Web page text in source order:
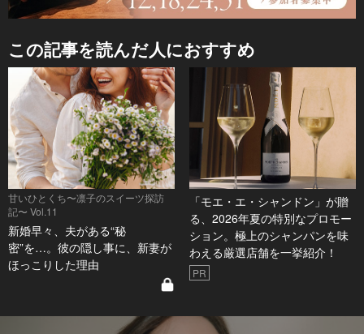
この記事を読んだ人におすすめ
甘いひとくち〜凛子のスイーツ探訪
記〜 Vol.11
新婚早々、夫がある“秘
密”を…。彼の隠し事に、新妻が
ほっこりした理由
「モエ・エ・シャンドン」が贈
る、2026年夏の特別なプロモー
ション。極上のシャンパンを味
わえる厳選店舗を一挙紹介！
PR